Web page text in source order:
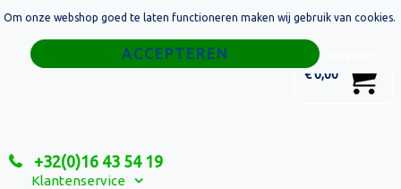
€ 0,00
+32(0)16 43 54 19
Klantenservice
Home
Relatiegeschenken
Om onze webshop goed te laten functioneren maken wij gebruik van cookies.